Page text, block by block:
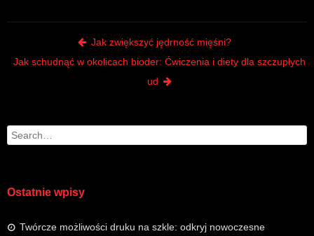
Search
Ostatnie wpisy
Twórcze możliwości druku na szkle: odkryj nowoczesne
Post navigation
Jak zwiększyć jędrność mięśni?
Jak schudnąć w okolicach bioder: Ćwiczenia i diety dla szczupłych
ud